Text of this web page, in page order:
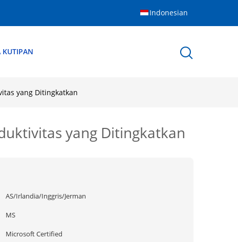
Indonesian
yang Ditingkatkan
yang Ditingkatkan
AS/Irlandia/Inggris/Jerman
MS
Microsoft Certified